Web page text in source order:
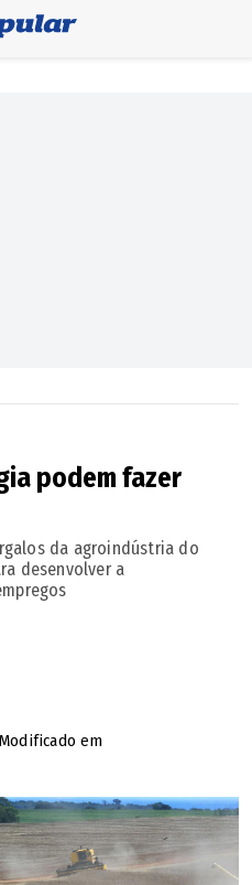
podem fazer
da agroindústria do
desenvolver a
Modificado em